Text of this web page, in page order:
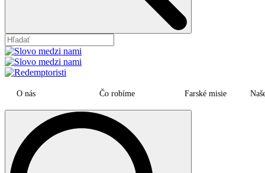
O nás Čo robíme Farské misie